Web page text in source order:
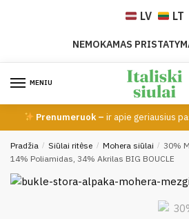
LV LT
NEMOKAMAS
MENIU
Prenumeruok –ir apie geriausius
Pradžia / Siūlai ritėse / Mohera siūlai / 30%
14% Poliamidas, 34% Akrilas BIG BOUCLE